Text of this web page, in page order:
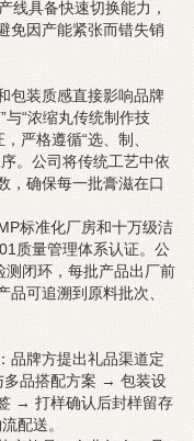
线具备快速切换能力，
免因产能紧张而错失销
包装质感直接影响品牌
与“浓缩丸传统制作技
严格遵循“选、制、
。公司将传统工艺中依
，确保每一批膏滋在口
标准化厂房和十万级洁
质量管理体系认证。公
闭环，每批产品出厂前
可追溯到原料批次、
品牌方提出礼品渠道定
品搭配方案 → 包装设
→ 打样确认后封样留存
配送。